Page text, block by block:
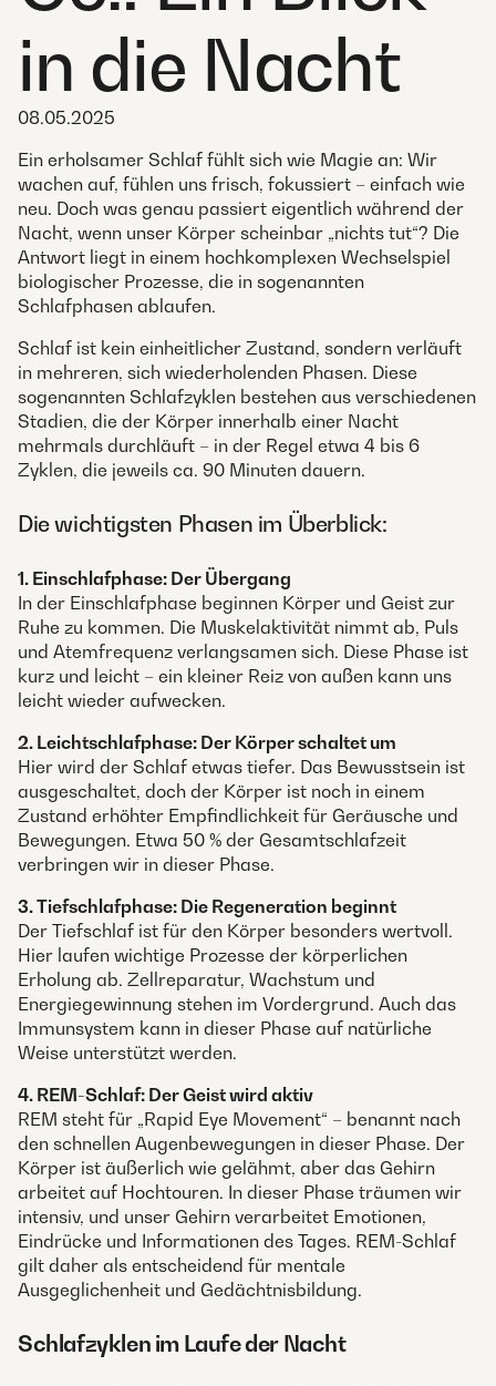
in die Nacht
08.05.2025
Ein erholsamer Schlaf fühlt sich wie Magie an: Wir
wachen auf, fühlen uns frisch, fokussiert – einfach wie
neu. Doch was genau passiert eigentlich während der
Nacht, wenn unser Körper scheinbar „nichts tut“? Die
Antwort liegt in einem hochkomplexen Wechselspiel
biologischer Prozesse, die in sogenannten
Schlafphasen ablaufen.
Schlaf ist kein einheitlicher Zustand, sondern verläuft
in mehreren, sich wiederholenden Phasen. Diese
sogenannten Schlafzyklen bestehen aus verschiedenen
Stadien, die der Körper innerhalb einer Nacht
mehrmals durchläuft – in der Regel etwa 4 bis 6
Zyklen, die jeweils ca. 90 Minuten dauern.
Die wichtigsten Phasen im Überblick:
1. Einschlafphase: Der Übergang
In der Einschlafphase beginnen Körper und Geist zur
Ruhe zu kommen. Die Muskelaktivität nimmt ab, Puls
und Atemfrequenz verlangsamen sich. Diese Phase ist
kurz und leicht – ein kleiner Reiz von außen kann uns
leicht wieder aufwecken.
2. Leichtschlafphase: Der Körper schaltet um
Hier wird der Schlaf etwas tiefer. Das Bewusstsein ist
ausgeschaltet, doch der Körper ist noch in einem
Zustand erhöhter Empfindlichkeit für Geräusche und
Bewegungen. Etwa 50 % der Gesamtschlafzeit
verbringen wir in dieser Phase.
3. Tiefschlafphase: Die Regeneration beginnt
Der Tiefschlaf ist für den Körper besonders wertvoll.
Hier laufen wichtige Prozesse der körperlichen
Erholung ab. Zellreparatur, Wachstum und
Energiegewinnung stehen im Vordergrund. Auch das
Immunsystem kann in dieser Phase auf natürliche
Weise unterstützt werden.
4. REM-Schlaf: Der Geist wird aktiv
REM steht für „Rapid Eye Movement“ – benannt nach
den schnellen Augenbewegungen in dieser Phase. Der
Körper ist äußerlich wie gelähmt, aber das Gehirn
arbeitet auf Hochtouren. In dieser Phase träumen wir
intensiv, und unser Gehirn verarbeitet Emotionen,
Eindrücke und Informationen des Tages. REM-Schlaf
gilt daher als entscheidend für mentale
Ausgeglichenheit und Gedächtnisbildung.
Schlafzyklen im Laufe der Nacht